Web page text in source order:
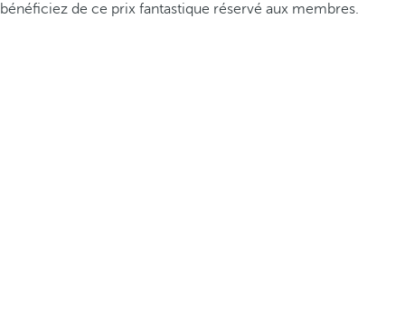
bénéficiez de ce prix fantastique réservé aux membres.